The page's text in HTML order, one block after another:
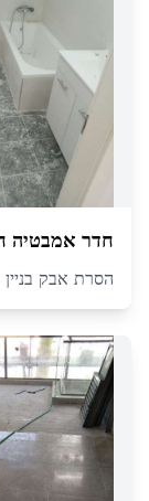
חדר אמבטיה
הסרת אבק בניין